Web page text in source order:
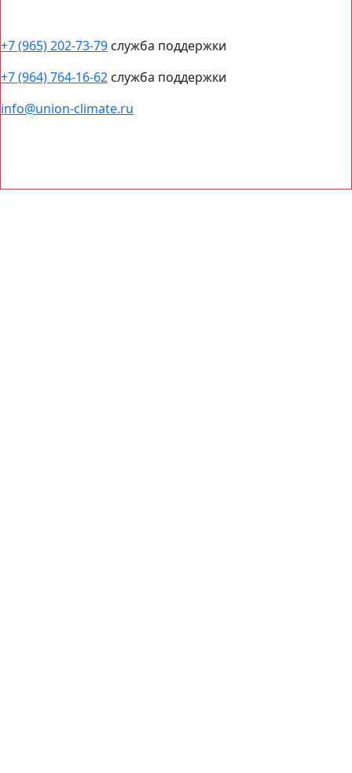
+7 (965) 202-73-79 служба поддержки
+7 (964) 764-16-62 служба поддержки
info@union-climate.ru